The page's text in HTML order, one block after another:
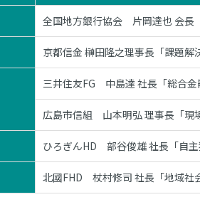
全国地方銀行協会 片岡達也 会長
京都信金 榊田隆之理事長「課題解
三井住友FG 中島達 社長「総合金
広島市信組 山本明弘 理事長「現
ひろぎんHD 部谷俊雄 社長「自主
北國FHD 杖村修司 社長「地域社